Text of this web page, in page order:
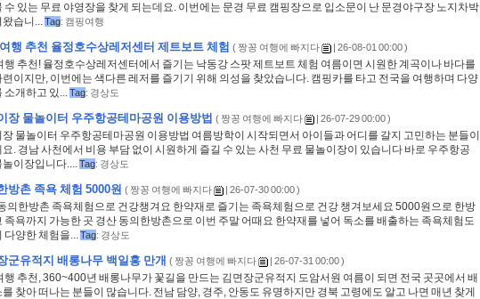
수 있는 무료 야영장을 찾게 되는데요. 이번에는 문경 무료 캠핑장으로 입소문이 난 문경야구장 노지차박
왔습니...Tag: 캠핑여행
행 추천 율정호수상레저센터 제트보트 체험 ( 짱꽁 여행에 빠지다 | 26-08-01 00:00 )
행 추천! 율정호수상레저센터에서 즐기는 낙동강 스팟 제트보트 체험 여름이면 시원한 계곡이나 바다를
이지만, 이번에는 색다른 레저를 즐기기 위해 의성을 찾았습니다. 캠핑카를 타고 전국을 여행하며 다양
소개하고 있...Tag: 경상도
장 물놀이터 우주항공테마공원 이용방법 ( 짱꽁 여행에 빠지다 | 26-07-29 00:00 )
물놀이터 우주항공테마공원 이용방법 여름방학이 시작되면서 아이들과 어디를 갈지 고민하는 분들이
. 경남 사천에서 비용 부담 없이 시원하게 즐길 수 있는 사천 무료 물놀이장이 있습니다 바로 우주항공
이장입니다....Tag: 경상도
방촌 족욕 체험 5000원 ( 짱꽁 여행에 빠지다 | 26-07-30 00:00 )
의한방촌 족욕체험으로 건강챙겨요 한약재로 즐기는 족욕체험으로 건강 챙겨보세요 5000원으로 한방
족욕까지 가능한 곳 경산 동의한방촌으로 이번 주말 어때요 한약재를 넣어 독소를 배출하는 족욕체험도
다양한 체험을...Tag: 경상도
군유적지 배롱나무 백일홍 만개 ( 짱꽁 여행에 빠지다 | 26-07-31 00:00 )
행 추천, 360~400년 배롱나무가 꽃길을 만드는 김면장군유적지 도암서원 여름이 되면 전국 곳곳에서 배
찾아 떠나는 분들이 많습니다. 전남 담양, 경주, 안동도 유명하지만 경북 고령에도 알고 나면 매년 찾게